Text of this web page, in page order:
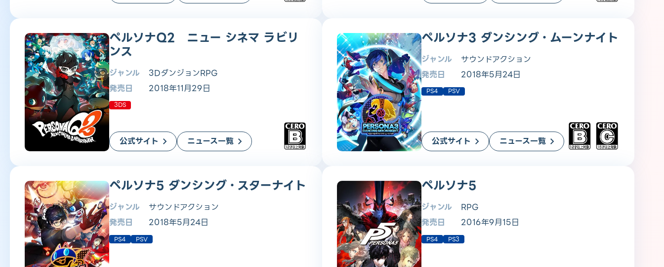
ペルソナQ2 ニュー シネマ ラビリ
ンス
ジャンル
3DダンジョンRPG
発売日
2018年11月29日
3DS
公式サイト ニュース一覧
ペルソナ3 ダンシング・ムーンナイト
ジャンル
サウンドアクション
発売日
2018年5月24日
PS4 PSV
公式サイト ニュース一覧
ペルソナ5 ダンシング・スターナイト
ジャンル
サウンドアクション
発売日
2018年5月24日
PS4 PSV
ペルソナ5
ジャンル
RPG
発売日
2016年9月15日
PS4 PS3